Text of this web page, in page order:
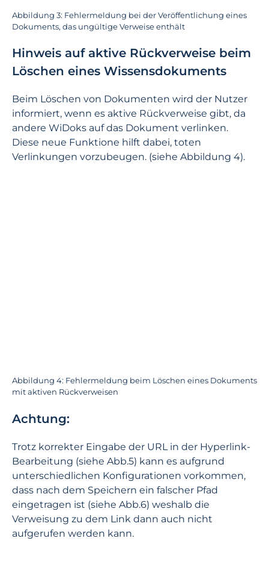
Abbildung 3: Fehlermeldung bei der Veröffentlichung eines
Dokuments, das ungültige Verweise enthält
Hinweis auf aktive Rückverweise beim
Löschen eines Wissensdokuments
Beim Löschen von Dokumenten wird der Nutzer
informiert, wenn es aktive Rückverweise gibt, da
andere WiDoks auf das Dokument verlinken.
Diese neue Funktione hilft dabei, toten
Verlinkungen vorzubeugen. (siehe Abbildung 4).
Abbildung 4: Fehlermeldung beim Löschen eines Dokuments
mit aktiven Rückverweisen
Achtung:
Trotz korrekter Eingabe der URL in der Hyperlink-
Bearbeitung (siehe Abb.5) kann es aufgrund
unterschiedlichen Konfigurationen vorkommen,
dass nach dem Speichern ein falscher Pfad
eingetragen ist (siehe Abb.6) weshalb die
Verweisung zu dem Link dann auch nicht
aufgerufen werden kann.